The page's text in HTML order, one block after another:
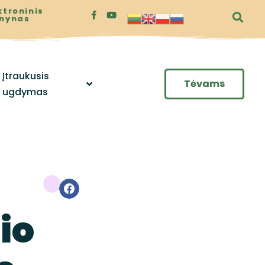
Įtraukusis
ugdymas
Tėvams